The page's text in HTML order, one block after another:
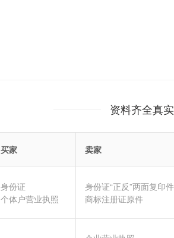
资料齐全真
买家 卖家
身份证
个体户营业执照
身份证“正反”两面复印件
商标注册证原件